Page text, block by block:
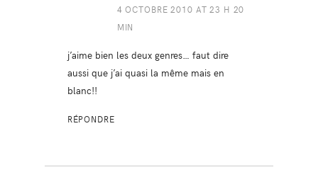
4 OCTOBRE 2010 AT 23 H 20
MIN
j’aime bien les deux genres… faut dire
aussi que j’ai quasi la même mais en
blanc!!
RÉPONDRE